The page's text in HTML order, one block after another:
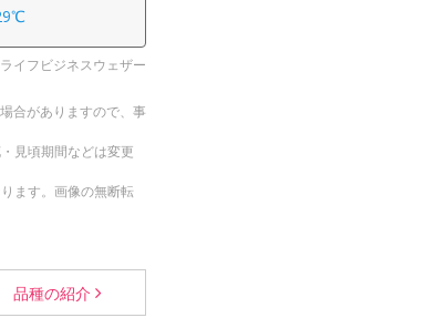
イフビジネスウェザー
合がありますので、事
見頃期間などは変更
ます。画像の無断転
品種の紹介